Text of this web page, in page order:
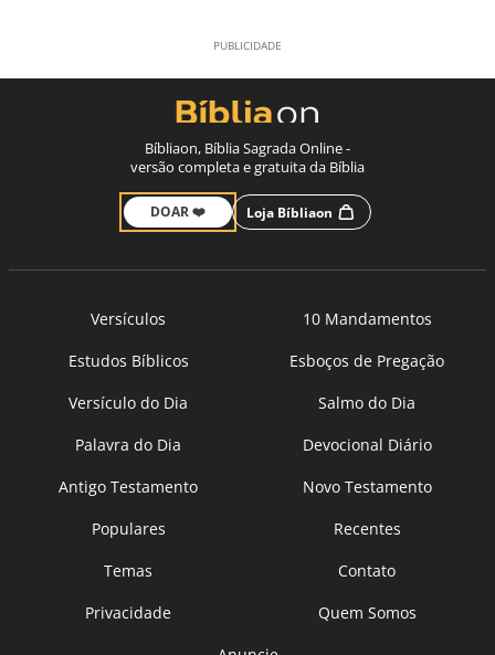
Bíbliaon, Bíblia Sagrada Online -
versão completa e gratuita da Bíblia
DOAR ❤️ Loja Bíbliaon
Versículos
10 Mandamentos
Estudos Bíblicos
Esboços de Pregação
Versículo do Dia
Salmo do Dia
Palavra do Dia
Devocional Diário
Antigo Testamento
Novo Testamento
Populares
Recentes
Temas
Contato
Privacidade
Quem Somos